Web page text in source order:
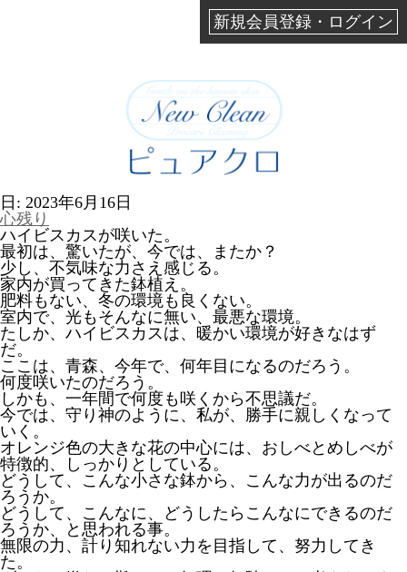
新規会員登録・ログイン
日: 2023年6月16日
心残り
ハイビスカスが咲いた。
最初は、驚いたが、今では、またか？
少し、不気味な力さえ感じる。
家内が買ってきた鉢植え。
肥料もない、冬の環境も良くない。
室内で、光もそんなに無い、最悪な環境。
たしか、ハイビスカスは、暖かい環境が好きなはず
だ。
ここは、青森、今年で、何年目になるのだろう。
何度咲いたのだろう。
しかも、一年間で何度も咲くから不思議だ。
今では、守り神のように、私が、勝手に親しくなって
いく。
オレンジ色の大きな花の中心には、おしべとめしべが
特徴的、しっかりとしている。
どうして、こんな小さな鉢から、こんな力が出るのだ
ろうか。
どうして、こんなに、どうしたらこんなにできるのだ
ろうか、と思われる事。
無限の力、計り知れない力を目指して、努力してき
た。